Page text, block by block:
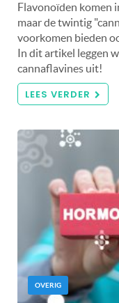
Flavonoïden komen
maar de twintig
voorkomen bieden
In dit artikel leggen
cannaflavines uit!
LEES VERDER
OVERIG